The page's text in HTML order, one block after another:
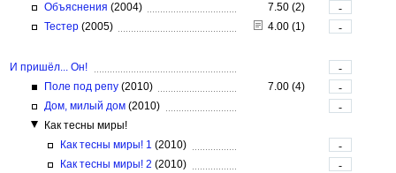
Объяснения (2004) 7.50 (2)
-
Тестер (2005) 4.00 (1) -
И пришёл... Он!
-
Поле под репу (2010) 7.00 (4)
-
Дом, милый дом (2010)
-
Как тесны миры!
Как тесны миры! 1 (2010)
-
Как тесны миры! 2 (2010) -